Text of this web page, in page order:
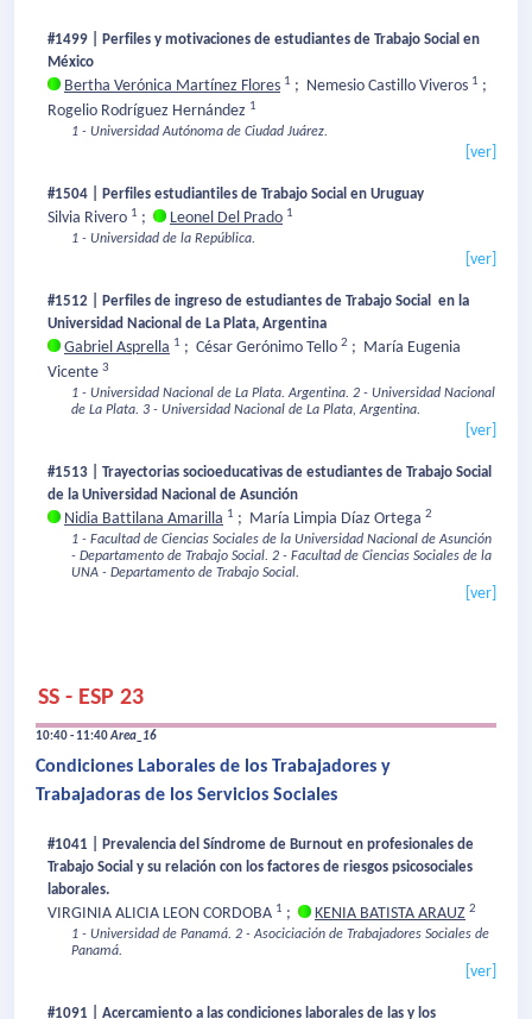
#1499 | Perfiles y motivaciones de estudiantes de Trabajo Social en
México
Bertha Verónica Martínez Flores 1 ; Nemesio Castillo Viveros 1 ;
Rogelio Rodríguez Hernández 1
1 - Universidad Autónoma de Ciudad Juárez.
[ver]
#1504 | Perfiles estudiantiles de Trabajo Social en Uruguay
Silvia Rivero 1 ; Leonel Del Prado 1
1 - Universidad de la República.
[ver]
#1512 | Perfiles de ingreso de estudiantes de Trabajo Social en la
Universidad Nacional de La Plata, Argentina
Gabriel Asprella 1 ; César Gerónimo Tello 2 ; María Eugenia
Vicente 3
1 - Universidad Nacional de La Plata. Argentina. 2 - Universidad Nacional
de La Plata. 3 - Universidad Nacional de La Plata, Argentina.
[ver]
#1513 | Trayectorias socioeducativas de estudiantes de Trabajo Social
de la Universidad Nacional de Asunción
Nidia Battilana Amarilla 1 ; María Limpia Díaz Ortega 2
1 - Facultad de Ciencias Sociales de la Universidad Nacional de Asunción
- Departamento de Trabajo Social. 2 - Facultad de Ciencias Sociales de la
UNA - Departamento de Trabajo Social.
[ver]
SS - ESP 23
10:40 - 11:40Area_16
Condiciones Laborales de los Trabajadores y
Trabajadoras de los Servicios Sociales
#1041 | Prevalencia del Síndrome de Burnout en profesionales de
Trabajo Social y su relación con los factores de riesgos psicosociales
laborales.
VIRGINIA ALICIA LEON CORDOBA 1 ; KENIA BATISTA ARAUZ 2
1 - Universidad de Panamá. 2 - Asociciación de Trabajadores Sociales de
Panamá.
[ver]
#1091 | Acercamiento a las condiciones laborales de las y los